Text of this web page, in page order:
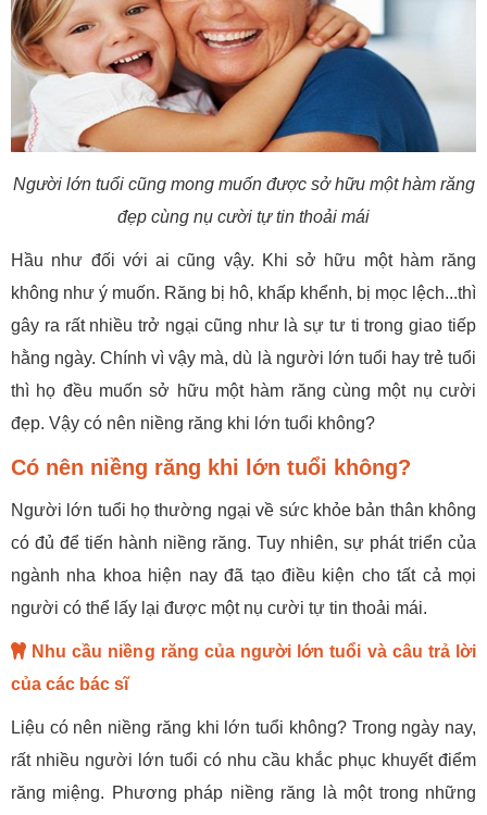
Người lớn tuổi cũng mong muốn được sở hữu một hàm răng
đẹp cùng nụ cười tự tin thoải mái
Hầu như đối với ai cũng vậy. Khi sở hữu một hàm răng
không như ý muốn. Răng bị hô, khấp khểnh, bị mọc lệch...thì
gây ra rất nhiều trở ngại cũng như là sự tư ti trong giao tiếp
hằng ngày. Chính vì vậy mà, dù là người lớn tuổi hay trẻ tuổi
thì họ đều muốn sở hữu một hàm răng cùng một nụ cười
đẹp. Vậy có nên niềng răng khi lớn tuổi không?
Có nên niềng răng khi lớn tuổi không?
Người lớn tuổi họ thường ngại về sức khỏe bản thân không
có đủ để tiến hành niềng răng. Tuy nhiên, sự phát triển của
ngành nha khoa hiện nay đã tạo điều kiện cho tất cả mọi
người có thể lấy lại được một nụ cười tự tin thoải mái.
Nhu cầu niềng răng của người lớn tuổi và câu trả lời
của các bác sĩ
Liệu có nên niềng răng khi lớn tuổi không? Trong ngày nay,
rất nhiều người lớn tuổi có nhu cầu khắc phục khuyết điểm
răng miệng. Phương pháp niềng răng là một trong những